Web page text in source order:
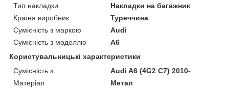
Тип накладки
Накладки на багажник
Країна виробник
Туреччина
Сумісність з маркою
Audi
Сумісність з моделлю
A6
Користувальницькі характеристики
Сумісність з:
Audi A6 (4G2 C7) 2010-
Матеріал
Метал